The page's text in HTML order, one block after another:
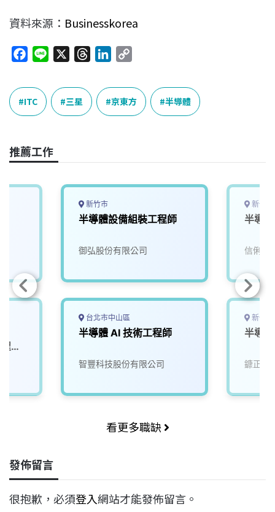
資料來源： Businesskorea
c
e
b
o
k
e
e
n
k
e
n
p
y
L
k
ITC 三星 京東方 半導體
推薦工作
工
新竹市
半導體設備組裝工程師
御弘股份有限公司
台北市中山區
半導體 AI 技術工程師
智豐科技股份有限公司
新竹
半導
信俐國
新竹
半導
鏮正實
看更多職缺
發佈留言
很抱歉，必須登入網站才能發佈留言。